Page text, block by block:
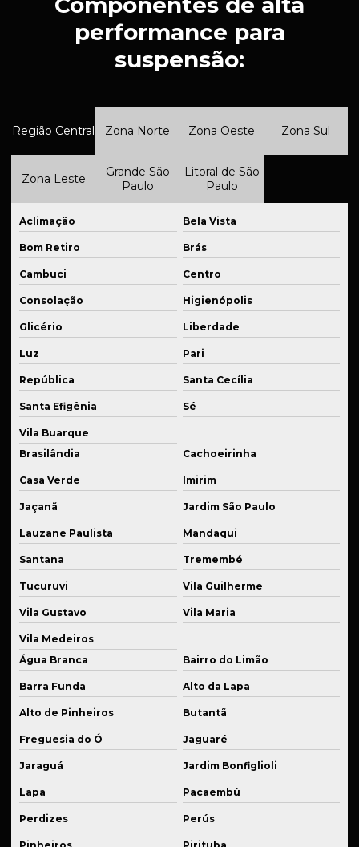
Fabricação de kit de suspensão
Fabricação de kits para suspensão automotiva
Fabricação de peças industriais
Fabricação de peças industriais em são paulo
Fabricação de peças sob medida
Fabricação de peças de reposição
Fabricação de peças seriadas
Fabricação de sistema de suspensão veicular
Fabricante de flanges usinadas
Fabricante de peças em cnc
Fabricante de peças para indústria de embalagens
Fabricante de peças mecânicas
Fabricante de sistema de suspensão
Fabricante de sistemas de suspensão especiais
Fabricante de suspensão a ar
Fornecedor de componentes para suspensão esportiva
Fornecedor de eixos usinados
Fornecedor de kits para suspensão
Fornecedor de molas para suspensão esportiva
Fornecedor de peças industriais plásticas
Fornecedor de peças em latão industrial
Fornecedor de peças de reposição industrial
Fornecedor de serviços de soldagem técnica
Fornecedor de usinagem industrial
Industrialização de peças
Kit de suspensão esportiva
performance para
suspensão:
Região Central Zona Norte Zona Oeste Zona Sul
Zona Leste
Grande São
Paulo
Litoral de São
Paulo
Aclimação Bela Vista
Bom Retiro Brás
Cambuci Centro
Consolação Higienópolis
Glicério Liberdade
Luz Pari
República Santa Cecília
Santa Efigênia Sé
Vila Buarque
Brasilândia
Cachoeirinha
Casa Verde Imirim
Jaçanã Jardim São Paulo
Lauzane Paulista Mandaqui
Santana Tremembé
Tucuruvi Vila Guilherme
Vila Gustavo Vila Maria
Vila Medeiros
Água Branca
Bairro do Limão
Barra Funda Alto da Lapa
Alto de Pinheiros Butantã
Freguesia do Ó Jaguaré
Jaraguá Jardim Bonfiglioli
Lapa Pacaembú
Perdizes Perús